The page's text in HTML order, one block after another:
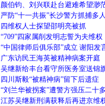
颜伯钧、刘兴联赴台避难希望渺
严防“十一共振”长沙警方抓捕多
四维权人士探望邵明亮被抓
“709”四家属削发明志誓为夫维权
“中国律师后俱乐部”成立 谢阳发
广东访民王海英被精神病案开庭
吴继新给丰台看守所医务室送锦
四川斯毅“被精神病”留下后遗症
“刘兰华被拐案”遭警方强压二十
江苏吴继新刑满获释后再进京维